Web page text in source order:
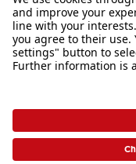
Sortiment
Inspiration
Bei Fragen zu Produkten